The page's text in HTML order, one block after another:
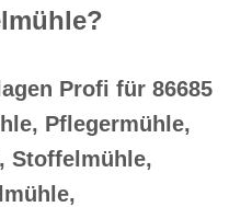
Profi für 86685
Pflegermühle,
Stoffelmühle,